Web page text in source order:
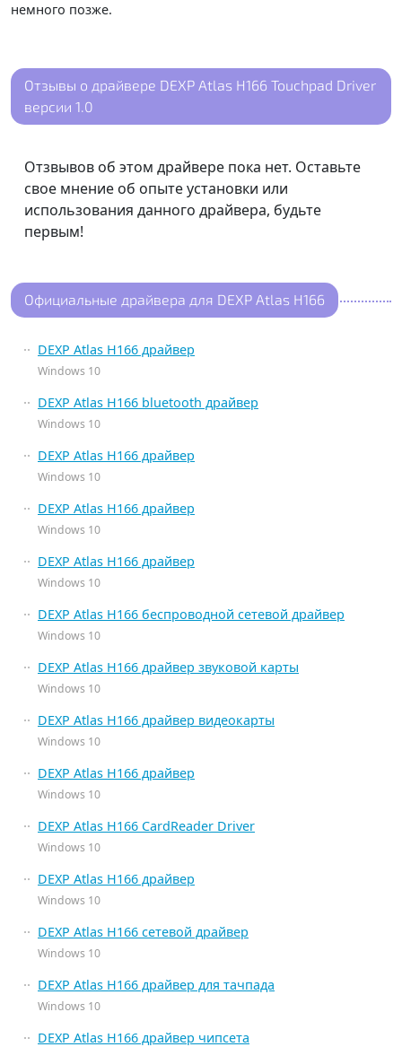
немного позже.
Отзывы о драйвере DEXP Atlas H166 Touchpad Driver
версии 1.0
Отзвывов об этом драйвере пока нет. Оставьте
свое мнение об опыте установки или
использования данного драйвера, будьте
первым!
Официальные драйвера для DEXP Atlas H166
DEXP Atlas H166 драйвер
Windows 10
DEXP Atlas H166 bluetooth драйвер
Windows 10
DEXP Atlas H166 драйвер
Windows 10
DEXP Atlas H166 драйвер
Windows 10
DEXP Atlas H166 драйвер
Windows 10
DEXP Atlas H166 беспроводной сетевой драйвер
Windows 10
DEXP Atlas H166 драйвер звуковой карты
Windows 10
DEXP Atlas H166 драйвер видеокарты
Windows 10
DEXP Atlas H166 драйвер
Windows 10
DEXP Atlas H166 CardReader Driver
Windows 10
DEXP Atlas H166 драйвер
Windows 10
DEXP Atlas H166 сетевой драйвер
Windows 10
DEXP Atlas H166 драйвер для тачпада
Windows 10
DEXP Atlas H166 драйвер чипсета